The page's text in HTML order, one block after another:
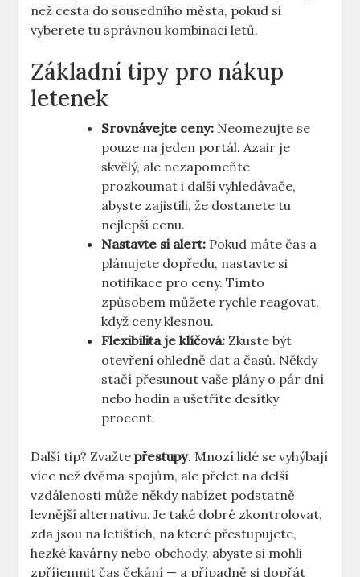
než cesta do sousedního města, pokud si
vyberete tu správnou kombinaci letů.
Základní tipy pro nákup
letenek
Srovnávejte ceny: Neomezujte se
pouze na jeden portál. Azair je
skvělý, ale nezapomeňte
prozkoumat i další vyhledávače,
abyste zajistili, že dostanete tu
nejlepší cenu.
Nastavte si alert: Pokud máte čas a
plánujete dopředu, nastavte si
notifikace pro ceny. Tímto
způsobem můžete rychle reagovat,
když ceny klesnou.
Flexibilita je klíčová: Zkuste být
otevření ohledně dat a časů. Někdy
stačí přesunout vaše plány o pár dní
nebo hodin a ušetříte desítky
procent.
Další tip? Zvažtepřestupy. Mnozí lidé se vyhýbají
více než dvěma spojům, ale přelet na delší
vzdálenosti může někdy nabízet podstatně
levnější alternativu. Je také dobré zkontrolovat,
zda jsou na letištích, na které přestupujete,
hezké kavárny nebo obchody, abyste si mohli
zpříjemnit čas čekání — a případně si dopřát